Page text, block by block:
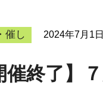
催し 2024年7月1日
催終了】